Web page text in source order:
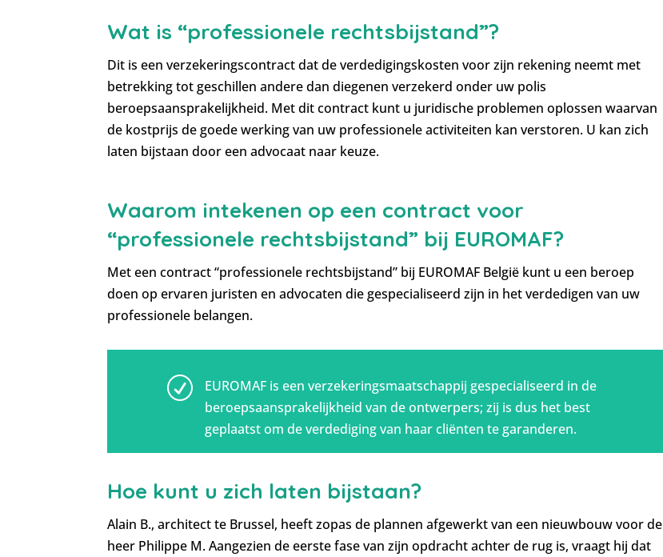
Wat is “professionele rechtsbijstand”?
Dit is een verzekeringscontract dat de verdedigingskosten voor zijn rekening neemt met
betrekking tot geschillen andere dan diegenen verzekerd onder uw polis
beroepsaansprakelijkheid. Met dit contract kunt u juridische problemen oplossen waarvan
de kostprijs de goede werking van uw professionele activiteiten kan verstoren. U kan zich
laten bijstaan door een advocaat naar keuze.
Waarom intekenen op een contract voor
“professionele rechtsbijstand” bij EUROMAF?
Met een contract “professionele rechtsbijstand” bij EUROMAF België kunt u een beroep
doen op ervaren juristen en advocaten die gespecialiseerd zijn in het verdedigen van uw
professionele belangen.
R
EUROMAF is een verzekeringsmaatschappij gespecialiseerd in de
beroepsaansprakelijkheid van de ontwerpers; zij is dus het best
geplaatst om de verdediging van haar cliënten te garanderen.
Hoe kunt u zich laten bijstaan?
Alain B., architect te Brussel, heeft zopas de plannen afgewerkt van een nieuwbouw voor de
heer Philippe M. Aangezien de eerste fase van zijn opdracht achter de rug is, vraagt hij dat